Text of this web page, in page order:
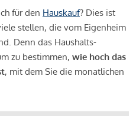
für den Hauskauf? Dies ist
stellen, die vom Eigenheim
Denn das Haushalts-
zu bestimmen, wie hoch das
, mit dem Sie die monatlichen